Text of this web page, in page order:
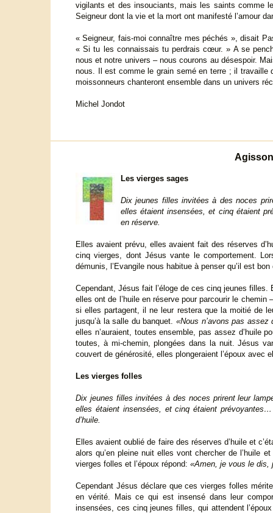
vigilants et des insouciants, mais les saints comme
Seigneur dont la vie et la mort ont manifesté l’amour
« Seigneur, fais-moi connaître mes péchés », disait
« Si tu les connaissais tu perdrais cœur. » A se
nous et notre univers – nous courons au désespoir.
nous. Il est comme le grain semé en terre ; il travaille
moissonneurs chanteront ensemble dans un univers
Michel Jondot
Les vierges sages
Dix jeunes filles invitées à des noces
elles étaient insensées, et cinq étaient
en réserve.
Elles avaient prévu, elles avaient fait des réserves
cinq vierges, dont Jésus vante le comportement.
démunis, l’Evangile nous habitue à penser qu’il est
Cependant, Jésus fait l’éloge de ces cinq jeunes
elles ont de l’huile en réserve pour parcourir le
si elles partagent, il ne leur restera que la moitié de
jusqu’à la salle du banquet. «Nous n’avons pas assez
elles n’auraient, toutes ensemble, pas assez d’huile
toutes, à mi-chemin, plongées dans la nuit. Jésus
couvert de générosité, elles plongeraient l’époux avec
Les vierges folles
Dix jeunes filles invitées à des noces prirent leur
elles étaient insensées, et cinq étaient
d’huile.
Elles avaient oublié de faire des réserves d’huile et
alors qu’en pleine nuit elles vont chercher de l’huile
vierges folles et l’époux répond: «Amen, je vous le dis,
Cependant Jésus déclare que ces vierges folles
en vérité. Mais ce qui est insensé dans leur
insensées, ces cinq jeunes filles, qui attendent